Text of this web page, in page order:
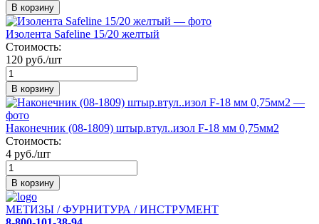
В корзину
Изолента Safeline 15/20 желтый
Стоимость:
120 руб./шт
В корзину
Наконечник (08-1809) штыр.втул..изол F-18 мм 0,75мм2
Стоимость:
4 руб./шт
В корзину
МЕТИЗЫ / ФУРНИТУРА / ИНСТРУМЕНТ